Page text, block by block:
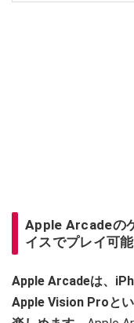
Apple Arcadeの
イスでプレイ可能
Apple Arcadeは、
Apple Vision Proと